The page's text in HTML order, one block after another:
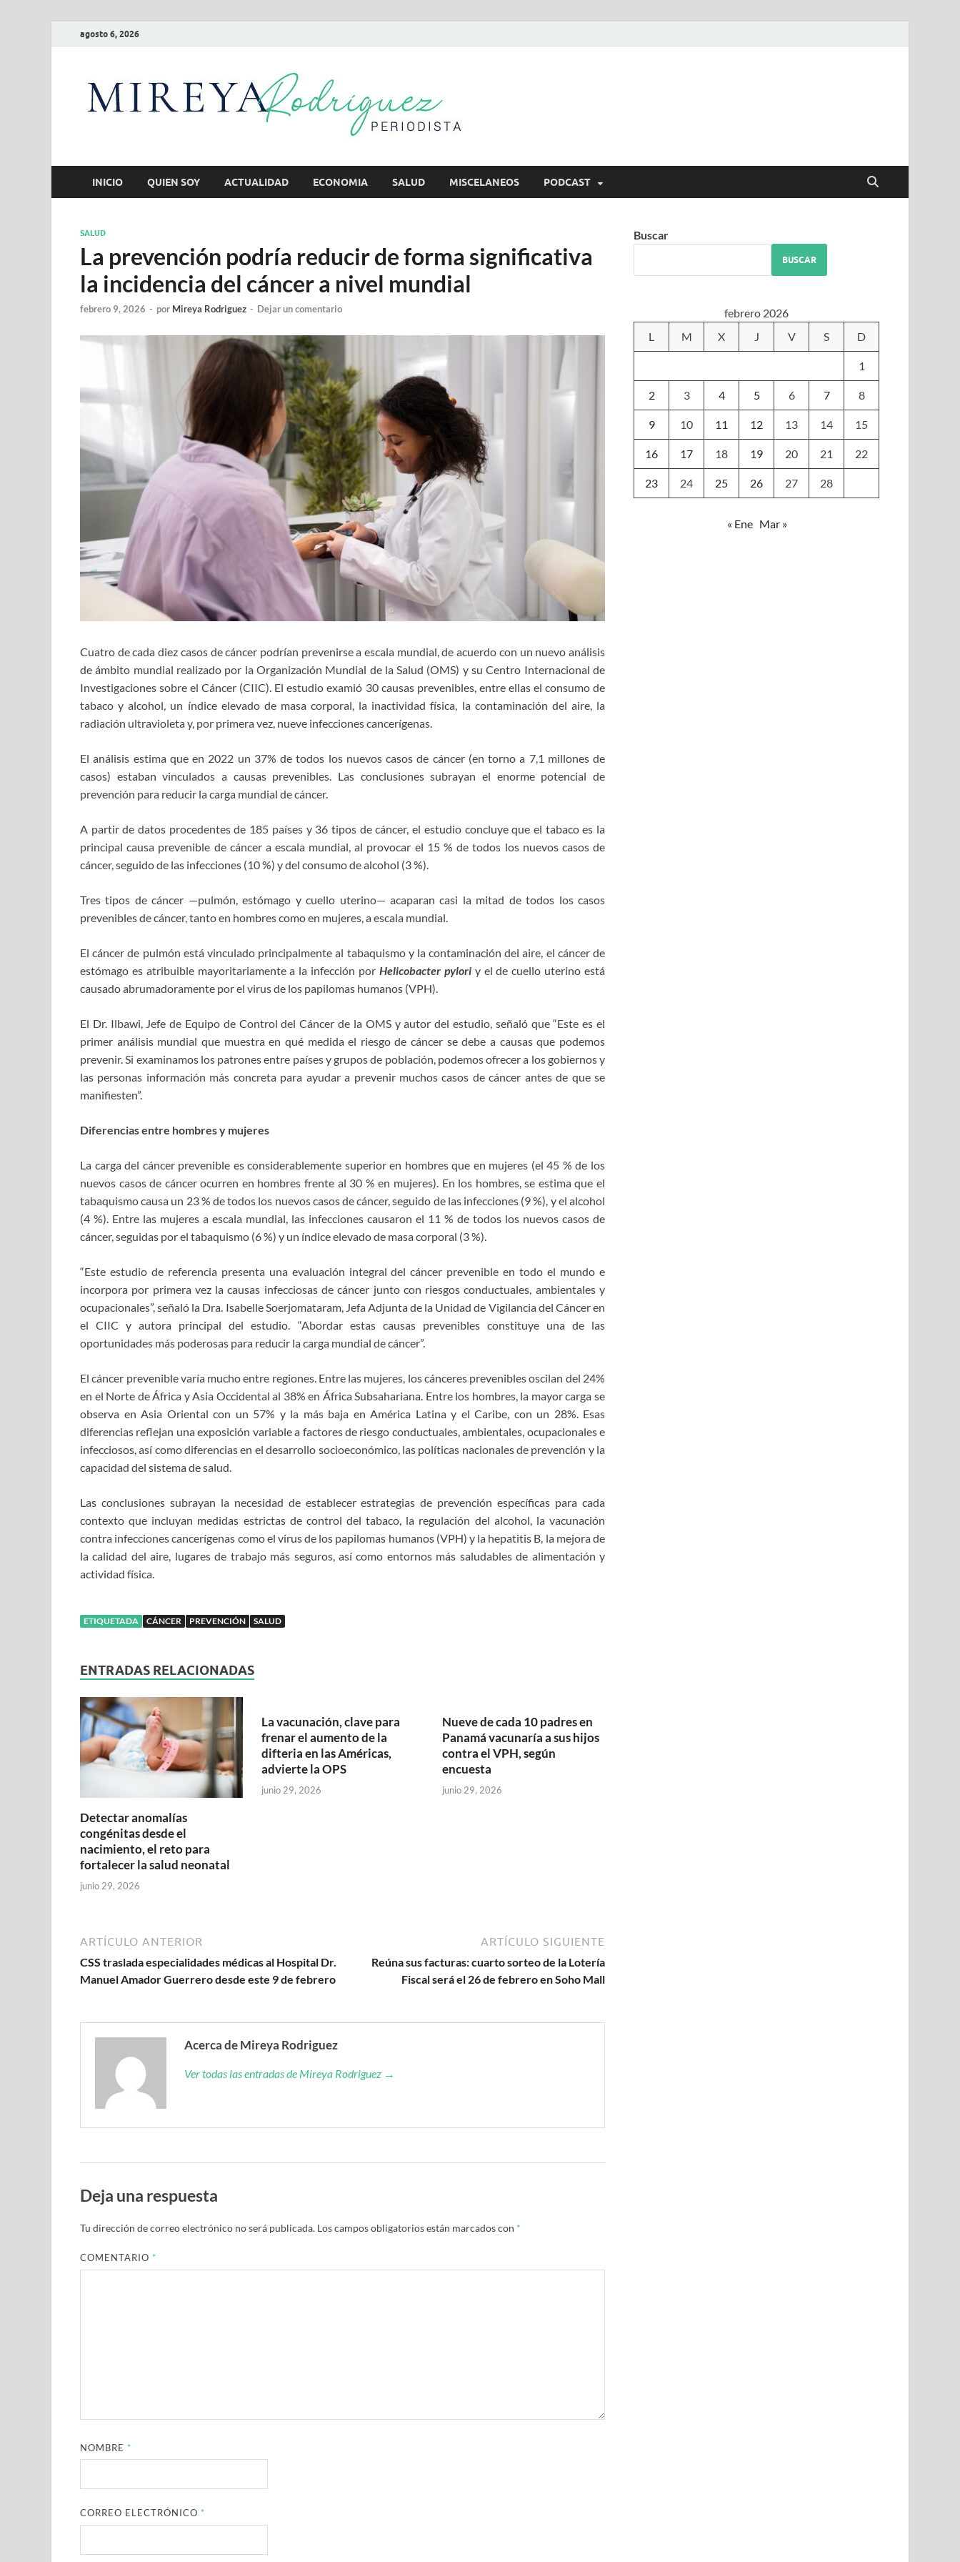
agosto 6, 2026
INICIO QUIEN SOY ACTUALIDAD ECONOMIA SALUD MISCELANEOS PODCAST
SALUD
La prevención podría reducir de forma significativa
la incidencia del cáncer a nivel mundial
febrero 9, 2026 - por Mireya Rodriguez - Dejar un comentario
Cuatro de cada diez casos de cáncer podrían prevenirse a escala mundial, de acuerdo con un nuevo análisis
de ámbito mundial realizado por la Organización Mundial de la Salud (OMS) y su Centro Internacional de
Investigaciones sobre el Cáncer (CIIC). El estudio examió 30 causas prevenibles, entre ellas el consumo de
tabaco y alcohol, un índice elevado de masa corporal, la inactividad física, la contaminación del aire, la
radiación ultravioleta y, por primera vez, nueve infecciones cancerígenas.
El análisis estima que en 2022 un 37% de todos los nuevos casos de cáncer (en torno a 7,1 millones de
casos) estaban vinculados a causas prevenibles. Las conclusiones subrayan el enorme potencial de
prevención para reducir la carga mundial de cáncer.
A partir de datos procedentes de 185 países y 36 tipos de cáncer, el estudio concluye que el tabaco es la
principal causa prevenible de cáncer a escala mundial, al provocar el 15 % de todos los nuevos casos de
cáncer, seguido de las infecciones (10 %) y del consumo de alcohol (3 %).
Tres tipos de cáncer —pulmón, estómago y cuello uterino— acaparan casi la mitad de todos los casos
prevenibles de cáncer, tanto en hombres como en mujeres, a escala mundial.
El cáncer de pulmón está vinculado principalmente al tabaquismo y la contaminación del aire, el cáncer de
estómago es atribuible mayoritariamente a la infección por Helicobacter pylori y el de cuello uterino está
causado abrumadoramente por el virus de los papilomas humanos (VPH).
El Dr. Ilbawi, Jefe de Equipo de Control del Cáncer de la OMS y autor del estudio, señaló que “Este es el
primer análisis mundial que muestra en qué medida el riesgo de cáncer se debe a causas que podemos
prevenir. Si examinamos los patrones entre países y grupos de población, podemos ofrecer a los gobiernos y
las personas información más concreta para ayudar a prevenir muchos casos de cáncer antes de que se
manifiesten”.
Diferencias entre hombres y mujeres
La carga del cáncer prevenible es considerablemente superior en hombres que en mujeres (el 45 % de los
nuevos casos de cáncer ocurren en hombres frente al 30 % en mujeres). En los hombres, se estima que el
tabaquismo causa un 23 % de todos los nuevos casos de cáncer, seguido de las infecciones (9 %), y el alcohol
(4 %). Entre las mujeres a escala mundial, las infecciones causaron el 11 % de todos los nuevos casos de
cáncer, seguidas por el tabaquismo (6 %) y un índice elevado de masa corporal (3 %).
“Este estudio de referencia presenta una evaluación integral del cáncer prevenible en todo el mundo e
incorpora por primera vez la causas infecciosas de cáncer junto con riesgos conductuales, ambientales y
ocupacionales”, señaló la Dra. Isabelle Soerjomataram, Jefa Adjunta de la Unidad de Vigilancia del Cáncer en
el CIIC y autora principal del estudio. “Abordar estas causas prevenibles constituye una de las
oportunidades más poderosas para reducir la carga mundial de cáncer”.
El cáncer prevenible varía mucho entre regiones. Entre las mujeres, los cánceres prevenibles oscilan del 24%
en el Norte de África y Asia Occidental al 38% en África Subsahariana. Entre los hombres, la mayor carga se
observa en Asia Oriental con un 57% y la más baja en América Latina y el Caribe, con un 28%. Esas
diferencias reflejan una exposición variable a factores de riesgo conductuales, ambientales, ocupacionales e
infecciosos, así como diferencias en el desarrollo socioeconómico, las políticas nacionales de prevención y la
capacidad del sistema de salud.
Las conclusiones subrayan la necesidad de establecer estrategias de prevención específicas para cada
contexto que incluyan medidas estrictas de control del tabaco, la regulación del alcohol, la vacunación
contra infecciones cancerígenas como el virus de los papilomas humanos (VPH) y la hepatitis B, la mejora de
la calidad del aire, lugares de trabajo más seguros, así como entornos más saludables de alimentación y
actividad física.
ETIQUETADA CÁNCER PREVENCIÓN SALUD
ENTRADAS RELACIONADAS
Detectar anomalías
congénitas desde el
nacimiento, el reto para
fortalecer la salud neonatal
junio 29, 2026
La vacunación, clave para
frenar el aumento de la
difteria en las Américas,
advierte la OPS
junio 29, 2026
Nueve de cada 10 padres en
Panamá vacunaría a sus hijos
contra el VPH, según
encuesta
junio 29, 2026
ARTÍCULO ANTERIOR
CSS traslada especialidades médicas al Hospital Dr.
Manuel Amador Guerrero desde este 9 de febrero
ARTÍCULO SIGUIENTE
Reúna sus facturas: cuarto sorteo de la Lotería
Fiscal será el 26 de febrero en Soho Mall
Acerca de Mireya Rodriguez
Ver todas las entradas de Mireya Rodriguez →
Deja una respuesta
Tu dirección de correo electrónico no será publicada. Los campos obligatorios están marcados con *
COMENTARIO *
NOMBRE *
CORREO ELECTRÓNICO *
Buscar
BUSCAR
febrero 2026
L
M X J V S D
1
2 3 4 5 6 7 8
9 10 11 12 13 14 15
16 17 18 19 20 21 22
23 24 25 26 27 28
« Ene Mar »